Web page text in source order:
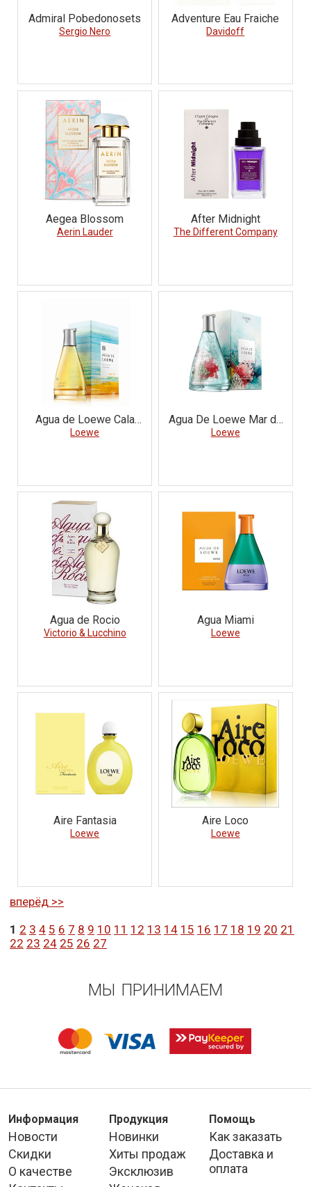
Admiral Pobedonosets
Sergio Nero
Adventure Eau Fraiche
Davidoff
Aegea Blossom
Aerin Lauder
After Midnight
The Different Company
Agua de Loewe Cala
d`Or
Loewe
Agua De Loewe Mar de
Coral
Loewe
Agua de Rocio
Victorio & Lucchino
Agua Miami
Loewe
Aire Fantasia
Loewe
Aire Loco
Loewe
вперёд >>
1 2 3 4 5 6 7 8 9 10 11 12 13 14 15 16 17 18 19 20 21
22 23 24 25 26 27
МЫ ПРИНИМАЕМ
Информация
Новости
Скидки
О качестве
Продукция
Новинки
Хиты продаж
Эксклюзив
Помощь
Как заказать
Доставка и
оплата